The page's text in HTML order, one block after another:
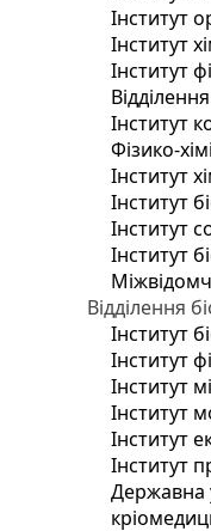
Інститут
Інститут
Інститут
Інститут
Фізико-
Інститут
Інститут
Інститут
Інститут
Відділення
Інститут
Інститут
Інститут
Інститут
Інститут
Інститут
Державна